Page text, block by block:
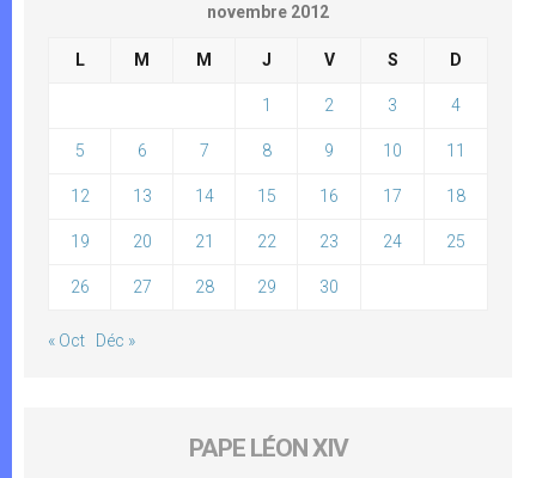
novembre 2012
L M M J V S D
1 2 3 4
5 6 7 8 9 10 11
12 13 14 15 16 17 18
19 20 21 22 23 24 25
26 27 28 29 30
« Oct Déc »
PAPE LÉON XIV